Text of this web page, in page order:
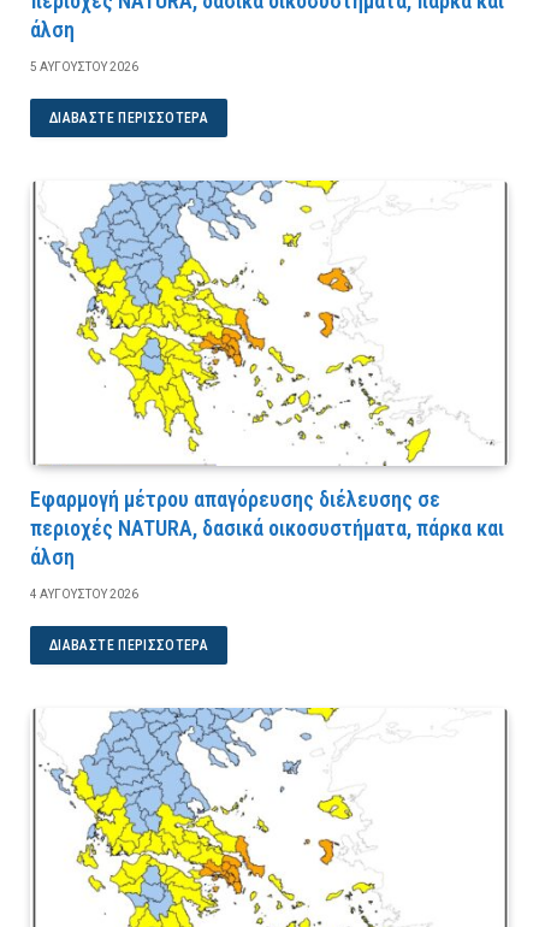
άλση
5 ΑΥΓΟΎΣΤΟΥ 2026
ΔΙΑΒΆΣΤΕ ΠΕΡΙΣΣΌΤΕΡΑ
Εφαρμογή μέτρου απαγόρευσης διέλευσης σε
περιοχές NATURA, δασικά οικοσυστήματα, πάρκα και
άλση
4 ΑΥΓΟΎΣΤΟΥ 2026
ΔΙΑΒΆΣΤΕ ΠΕΡΙΣΣΌΤΕΡΑ